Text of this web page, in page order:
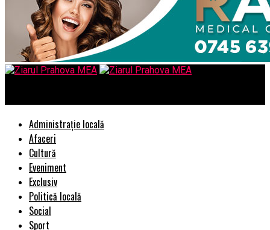
Administrație locală
Afaceri
Cultură
Eveniment
Exclusiv
Politică locală
Social
Sport